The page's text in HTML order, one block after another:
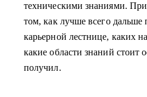
техническими знаниями.
том, как лучше всего дальше
карьерной лестнице, каких
какие области знаний стоит
получил.